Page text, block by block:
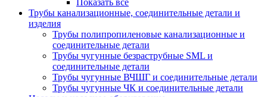
Показать все
Трубы канализационные, соединительные детали и
изделия
Трубы полипропиленовые канализационные и
соединительные детали
Трубы чугунные безраструбные SML и
соединительные детали
Трубы чугунные ВЧШГ и соединительные детали
Трубы чугунные ЧК и соединительные детали